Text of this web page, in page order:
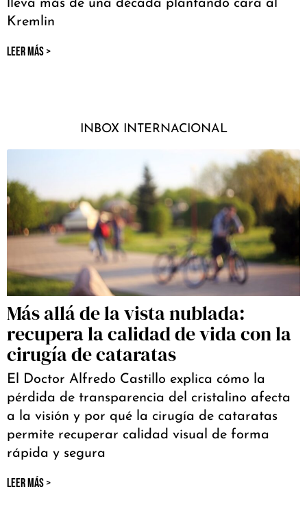
lleva más de una década plantando cara al
Kremlin
LEER MÁS >
INBOX INTERNACIONAL
Más allá de la vista nublada:
recupera la calidad de vida con la
cirugía de cataratas
El Doctor Alfredo Castillo explica cómo la
pérdida de transparencia del cristalino afecta
a la visión y por qué la cirugía de cataratas
permite recuperar calidad visual de forma
rápida y segura
LEER MÁS >